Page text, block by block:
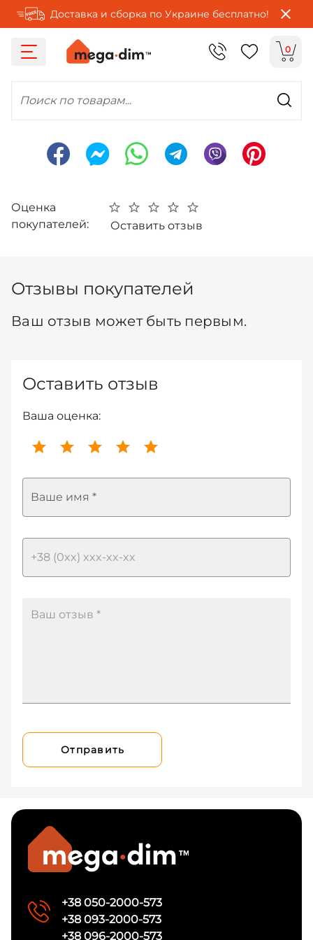
Доставка и сборка по Украине бесплатно!
0
Поиск по товарам...
Оценка
покупателей:
Оставить отзыв
Отзывы покупателей
Ваш отзыв может быть первым.
Оставить отзыв
Ваша оценка:
Ваше имя *
Отправить
+38 050-2000-573
+38 093-2000-573
+38 096-2000-573